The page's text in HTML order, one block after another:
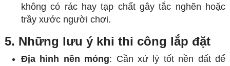
không có rác hay tạp chất gây tắc nghẽn hoặc
trầy xước người chơi.
5. Những lưu ý khi thi công lắp đặt
Địa hình nền móng: Cần xử lý tốt nền đất để